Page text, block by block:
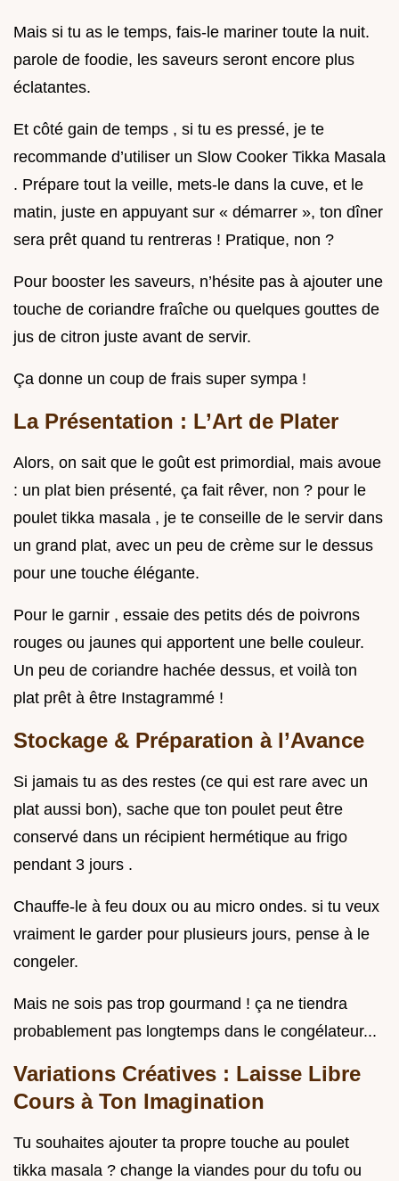
Mais si tu as le temps, fais-le mariner toute la nuit.
parole de foodie, les saveurs seront encore plus
éclatantes.
Et côté gain de temps , si tu es pressé, je te
recommande d’utiliser un Slow Cooker Tikka Masala
. Prépare tout la veille, mets-le dans la cuve, et le
matin, juste en appuyant sur « démarrer », ton dîner
sera prêt quand tu rentreras ! Pratique, non ?
Pour booster les saveurs, n’hésite pas à ajouter une
touche de coriandre fraîche ou quelques gouttes de
jus de citron juste avant de servir.
Ça donne un coup de frais super sympa !
La Présentation : L’Art de Plater
Alors, on sait que le goût est primordial, mais avoue
: un plat bien présenté, ça fait rêver, non ? pour le
poulet tikka masala , je te conseille de le servir dans
un grand plat, avec un peu de crème sur le dessus
pour une touche élégante.
Pour le garnir , essaie des petits dés de poivrons
rouges ou jaunes qui apportent une belle couleur.
Un peu de coriandre hachée dessus, et voilà ton
plat prêt à être Instagrammé !
Stockage & Préparation à l’Avance
Si jamais tu as des restes (ce qui est rare avec un
plat aussi bon), sache que ton poulet peut être
conservé dans un récipient hermétique au frigo
pendant 3 jours .
Chauffe-le à feu doux ou au micro ondes. si tu veux
vraiment le garder pour plusieurs jours, pense à le
congeler.
Mais ne sois pas trop gourmand ! ça ne tiendra
probablement pas longtemps dans le congélateur...
Variations Créatives : Laisse Libre
Cours à Ton Imagination
Tu souhaites ajouter ta propre touche au poulet
tikka masala ? change la viandes pour du tofu ou